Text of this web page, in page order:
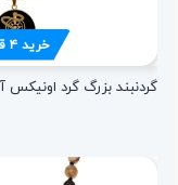
خرید۴
گردنبند بزرگ گرد